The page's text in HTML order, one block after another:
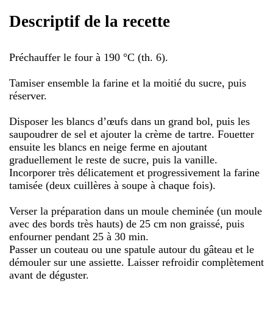
Descriptif de la recette
Préchauffer le four à 190 °C (th. 6).
Tamiser ensemble la farine et la moitié du sucre, puis
réserver.
Disposer les blancs d’œufs dans un grand bol, puis les
saupoudrer de sel et ajouter la crème de tartre. Fouetter
ensuite les blancs en neige ferme en ajoutant
graduellement le reste de sucre, puis la vanille.
Incorporer très délicatement et progressivement la farine
tamisée (deux cuillères à soupe à chaque fois).
Verser la préparation dans un moule cheminée (un moule
avec des bords très hauts) de 25 cm non graissé, puis
enfourner pendant 25 à 30 min.
Passer un couteau ou une spatule autour du gâteau et le
démouler sur une assiette. Laisser refroidir complètement
avant de déguster.